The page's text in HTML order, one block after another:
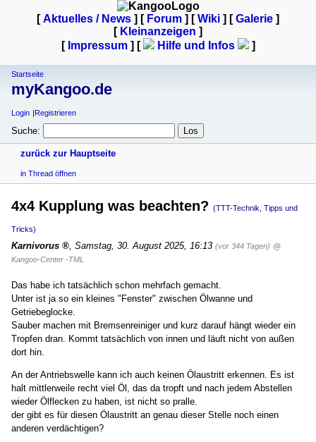
[Aktuelles / News ] [ Forum ] [Wiki ] [Galerie ]
[ Kleinanzeigen ]
[ Impressum] [ Hilfe und Infos ]
Startseite
myKangoo.de
Login Registrieren
Suche:
zurück zur Hauptseite
in Thread öffnen
4x4 Kupplung was beachten? (TTT-Technik, Tipps und
Tricks)
Karnivorus Samstag, 30. August 2025, 16:13 (vor 344 Tagen) @
Kangoo-Center -TML
Das habe ich tatsächlich schon mehrfach gemacht.
Unter ist ja so ein kleines "Fenster" zwischen Ölwanne und
Getriebeglocke.
Sauber machen mit Bremsenreiniger und kurz darauf hängt wieder ein
Tropfen dran. Kommt tatsächlich von innen und läuft nicht von außen
dort hin.
An der Antriebswelle kann ich auch keinen Ölaustritt erkennen. Es ist
halt mittlerweile recht viel Öl, das da tropft und nach jedem Abstellen
wieder Ölflecken zu haben, ist nicht so pralle.
der gibt es für diesen Ölaustritt an genau dieser Stelle noch einen
anderen verdächtigen?